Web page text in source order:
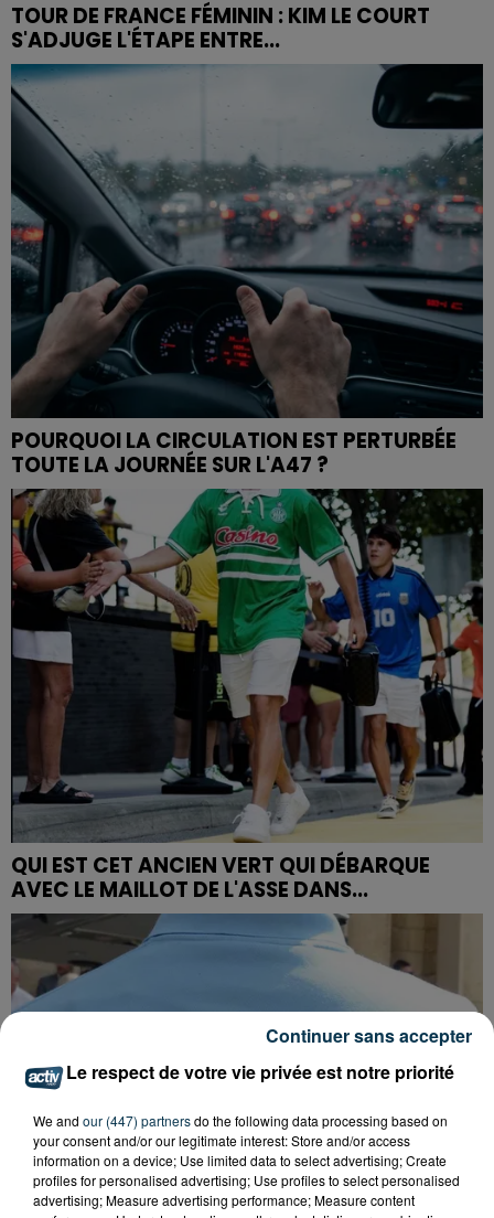
TOUR DE FRANCE FÉMININ : KIM LE COURT
S'ADJUGE L'ÉTAPE ENTRE...
POURQUOI LA CIRCULATION EST PERTURBÉE
TOUTE LA JOURNÉE SUR L'A47 ?
QUI EST CET ANCIEN VERT QUI DÉBARQUE
AVEC LE MAILLOT DE L'ASSE DANS...
Le respect de votre vie privée est notre priorité
We and our (447) partnersdo the following data processing based on
your consent and/or our legitimate interest: Store and/or access
information on a device; Use limited data to select advertising; Create
profiles for personalised advertising; Use profiles to select personalised
advertising; Measure advertising performance; Measure content
Continuer sans accepter